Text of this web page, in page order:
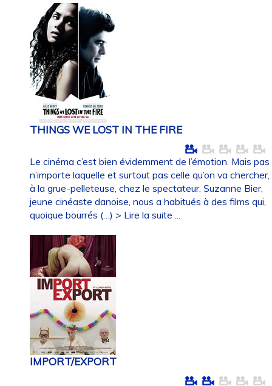
THINGS WE LOST IN THE FIRE
Le cinéma c’est bien évidemment de l’émotion. Mais pas
n’importe laquelle et surtout pas celle qu’on va chercher,
à la grue-pelleteuse, chez le spectateur. Suzanne Bier,
jeune cinéaste danoise, nous a habitués à des films qui,
quoique bourrés (…) > Lire la suite ...
IMPORT/EXPORT